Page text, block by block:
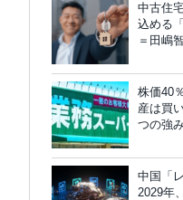
中古住
込める
＝田嶋
株価40
産は買
つの強
中国「
2029年